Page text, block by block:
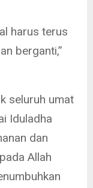
harus terus
berganti,”
seluruh umat
Iduladha
dan
Allah